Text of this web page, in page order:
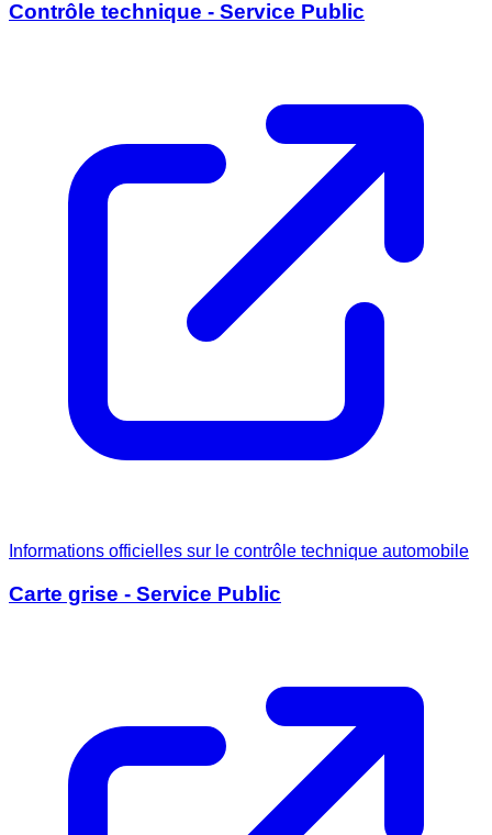
Contrôle technique - Service Public
Informations officielles sur le contrôle technique automobile
Carte grise - Service Public